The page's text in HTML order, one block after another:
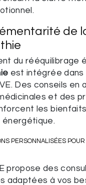
de
du rééquilibrage
est intégrée dans
Des conseils en
et des
les
énergétique.
PERSONNALISÉES
propose des
adaptées à vos